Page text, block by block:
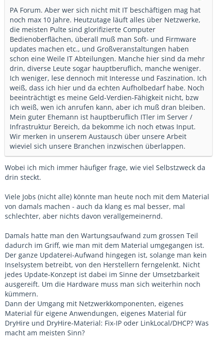
PA Forum. Aber wer sich nicht mit IT beschäftigen mag hat
noch max 10 Jahre. Heutzutage läuft alles über Netzwerke,
die meisten Pulte sind glorifizierte Computer
Bedienoberflächen, überall muß man Soft- und Firmware
updates machen etc., und Großveranstaltungen haben
schon eine Weile IT Abteilungen. Manche hier sind da mehr
drin, diverse Leute sogar hauptberuflich, manche weniger.
Ich weniger, lese dennoch mit Interesse und Faszination. Ich
weiß, dass ich hier und da echten Aufholbedarf habe. Noch
beeinträchtigt es meine Geld-Verdien-Fähigkeit nicht, bzw
ich weiß, wen ich anrufen kann, aber ich muß dran bleiben.
Mein guter Ehemann ist hauptberuflich ITler im Server /
Infrastruktur Bereich, da bekomme ich noch etwas Input.
Wir merken in unserem Austausch über unsere Arbeit
wieviel sich unsere Branchen inzwischen überlappen.
Wobei ich mich immer häufiger frage, wie viel Selbstzweck da
drin steckt.
Viele Jobs (nicht alle) könnte man heute noch mit dem Material
von damals machen - auch da klang es mal besser, mal
schlechter, aber nichts davon verallgemeinernd.
Damals hatte man den Wartungsaufwand zum grossen Teil
dadurch im Griff, wie man mit dem Material umgegangen ist.
Der ganze Updaterei-Aufwand hingegen ist, solange man kein
Inselsystem betreibt, von den Herstellern ferngelenkt. Nicht
jedes Update-Konzept ist dabei im Sinne der Umsetzbarkeit
ausgereift. Um die Hardware muss man sich weiterhin noch
kümmern.
Dann der Umgang mit Netzwerkkomponenten, eigenes
Material für eigene Anwendungen, eigenes Material für
DryHire und DryHire-Material: Fix-IP oder LinkLocal/DHCP? Was
macht am meisten Sinn?